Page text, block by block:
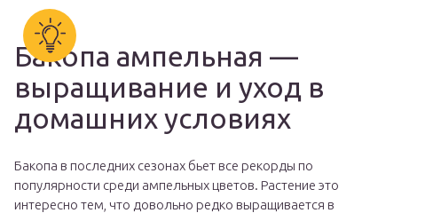
Бакопа ампельная —
выращивание и уход в
домашних условиях
Бакопа в последних сезонах бьет все рекорды по
популярности среди ампельных цветов. Растение это
интересно тем, что довольно редко выращивается в